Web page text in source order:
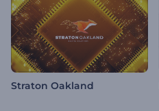
Straton Oakland